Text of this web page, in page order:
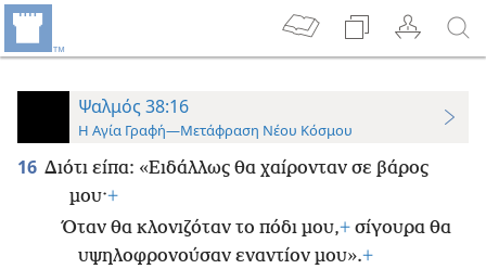
Ψαλμός 38:16
Η Αγία Γραφή—Μετάφραση Νέου Κόσμου
16 Διότι είπα: «Ειδάλλως θα χαίρονταν σε βάρος
μου·+
Όταν θα κλονιζόταν το πόδι μου,+ σίγουρα θα
υψηλοφρονούσαν εναντίον μου».+